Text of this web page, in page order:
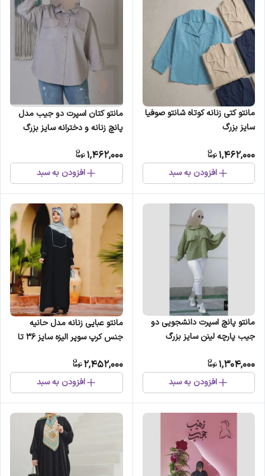
مانتو کتی زنانه کوتاه شانتو صوفیا
سایز بزرگ
1,462,000
افزودن به سبد
مانتو کتان اسپرت دو جیب مدل
پانچ زنانه و دخترانه سایز بزرگ
1,462,000
افزودن به سبد
مانتو پانچ اسپرت دانشجویی دو
جیب پارچه لینن سایز بزرگ
1,304,000
افزودن به سبد
مانتو عبایی زنانه مدل حانیه
جنس کرپ سوپر الیزه سایز 36 تا
2,452,000
افزودن به سبد